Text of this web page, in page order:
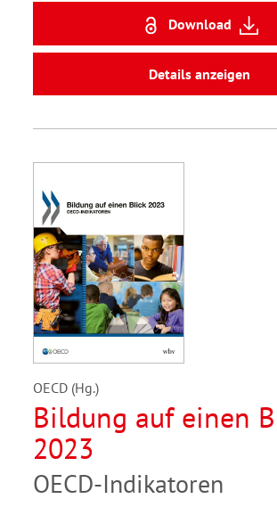
Download
Details anzeigen
OECD (Hg.)
Bildung auf einen
2023
OECD-Indikatoren